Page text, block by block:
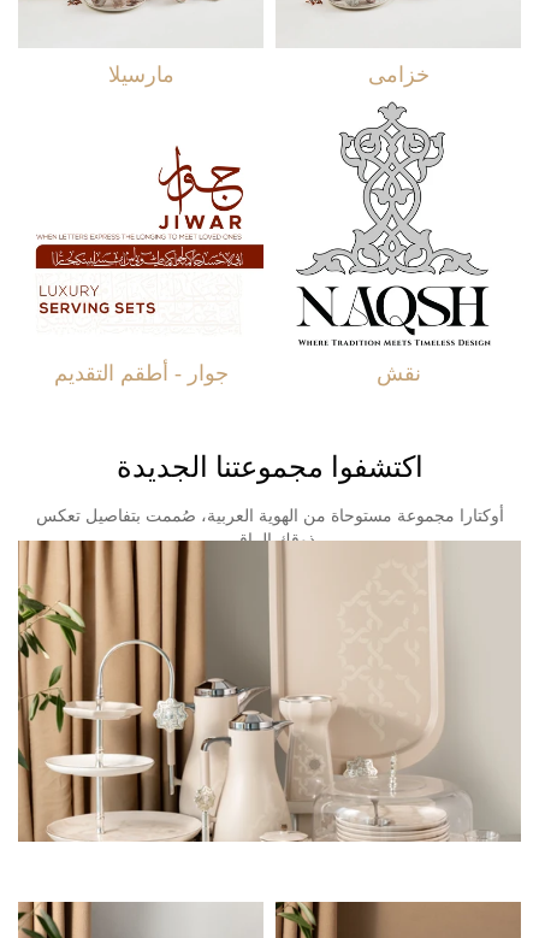
خزامى مارسيلا
نقش جوار - أطقم التقديم
اكتشفوا مجموعتنا الجديدة
أوكتارا مجموعة مستوحاة من الهوية العربية، صُممت بتفاصيل تعكس
ذوقك الراقي